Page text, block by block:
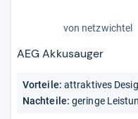
5
von netzwichtel
AEG Akkusauger
Vorteile: attraktives
Nachteile: geringe